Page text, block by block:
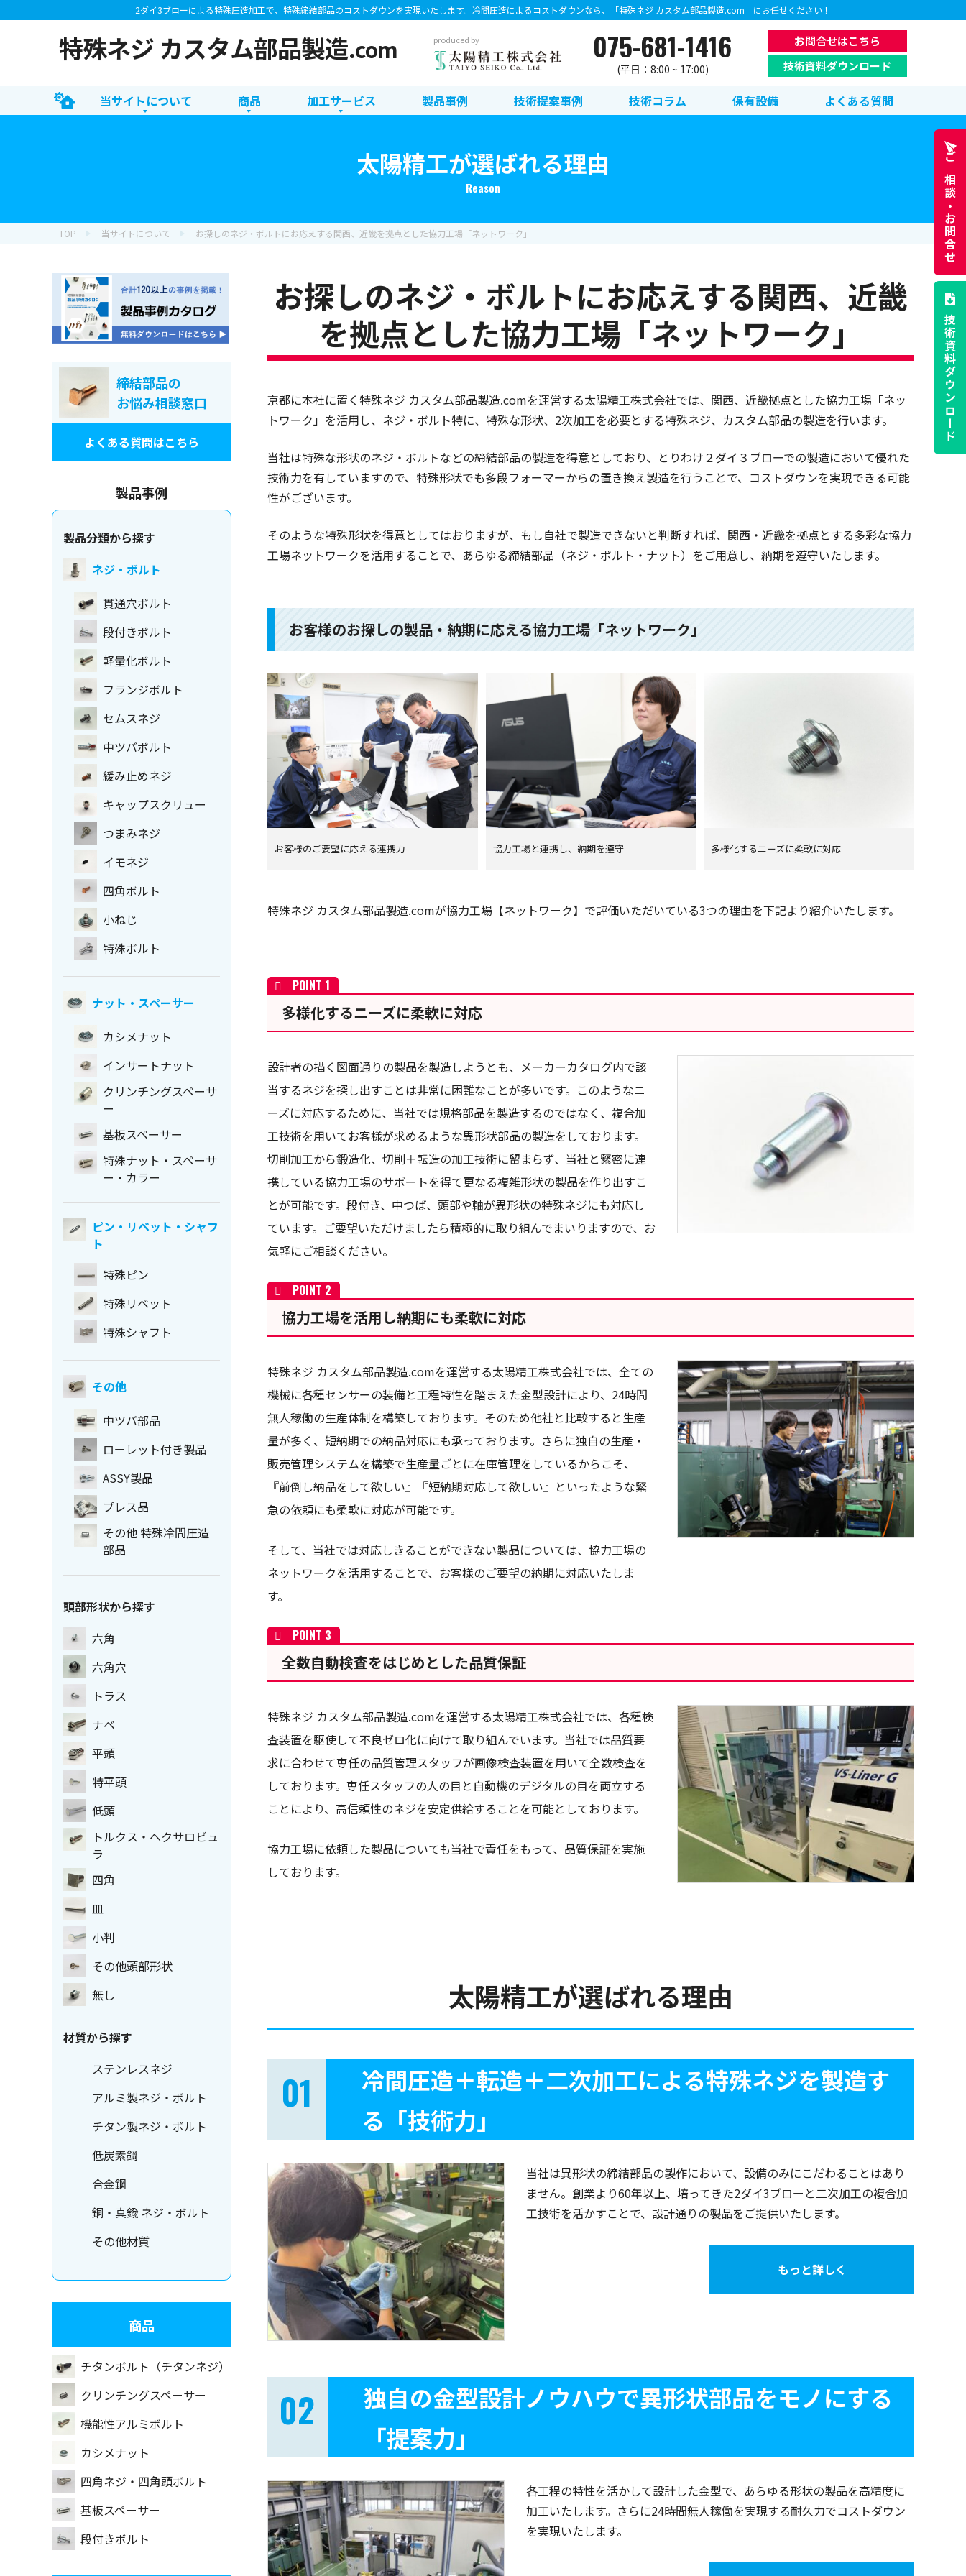
2ダイ3ブローによる特殊圧造加工で、特殊締結部品のコストダウンを実現いたします。冷間圧造によるコストダウンなら、「特殊ネジ カスタム部品製造.com」にお任せください！
特殊ネジ カスタム部品製造.com produced by 075-681-1416
(平日：8:00 ~ 17:00)
お問合せはこちら
技術資料ダウンロード
当サイトについて 商品 加工サービス 製品事例 技術提案事例 技術コラム 保有設備 よくある質問
太陽精工が選ばれる理由
Reason
TOP 当サイトについて お探しのネジ・ボルトにお応えする関西、近畿を拠点とした協力工場「ネットワーク」
お探しのネジ・ボルトにお応えする関西、近畿
を拠点とした協力工場「ネットワーク」
京都に本社に置く特殊ネジ カスタム部品製造.comを運営する太陽精工株式会社では、関西、近畿拠点とした協力工場「ネッ
トワーク」を活用し、ネジ・ボルト特に、特殊な形状、2次加工を必要とする特殊ネジ、カスタム部品の製造を行います。
当社は特殊な形状のネジ・ボルトなどの締結部品の製造を得意としており、とりわけ２ダイ３ブローでの製造において優れた
技術力を有していますので、特殊形状でも多段フォーマーからの置き換え製造を行うことで、コストダウンを実現できる可能
性がございます。
そのような特殊形状を得意としてはおりますが、もし自社で製造できないと判断すれば、関西・近畿を拠点とする多彩な協力
工場ネットワークを活用することで、あらゆる締結部品（ネジ・ボルト・ナット）をご用意し、納期を遵守いたします。
お客様のお探しの製品・納期に応える協力工場「ネットワーク」
お客様のご要望に応える連携力 協力工場と連携し、納期を遵守 多様化するニーズに柔軟に対応
特殊ネジ カスタム部品製造.comが協力工場【ネットワーク】で評価いただいている3つの理由を下記より紹介いたします。
多様化するニーズに柔軟に対応
設計者の描く図面通りの製品を製造しようとも、メーカーカタログ内で該
当するネジを探し出すことは非常に困難なことが多いです。このようなニ
ーズに対応するために、当社では規格部品を製造するのではなく、複合加
工技術を用いてお客様が求めるような異形状部品の製造をしております。
切削加工から鍛造化、切削＋転造の加工技術に留まらず、当社と緊密に連
携している協力工場のサポートを得て更なる複雑形状の製品を作り出すこ
とが可能です。段付き、中つば、頭部や軸が異形状の特殊ネジにも対応し
ています。ご要望いただけましたら積極的に取り組んでまいりますので、お
気軽にご相談ください。
協力工場を活用し納期にも柔軟に対応
特殊ネジ カスタム部品製造.comを運営する太陽精工株式会社では、全ての
機械に各種センサーの装備と工程特性を踏まえた金型設計により、24時間
無人稼働の生産体制を構築しております。そのため他社と比較すると生産
量が多く、短納期での納品対応にも承っております。さらに独自の生産・
販売管理システムを構築で生産量ごとに在庫管理をしているからこそ、
『前倒し納品をして欲しい』『短納期対応して欲しい』といったような緊
急の依頼にも柔軟に対応が可能です。
そして、当社では対応しきることができない製品については、協力工場の
ネットワークを活用することで、お客様のご要望の納期に対応いたしま
す。
全数自動検査をはじめとした品質保証
特殊ネジ カスタム部品製造.comを運営する太陽精工株式会社では、各種検
査装置を駆使して不良ゼロ化に向けて取り組んでいます。当社では品質要
求に合わせて専任の品質管理スタッフが画像検査装置を用いて全数検査を
しております。専任スタッフの人の目と自動機のデジタルの目を両立する
ことにより、高信頼性のネジを安定供給することを可能としております。
協力工場に依頼した製品についても当社で責任をもって、品質保証を実施
しております。
太陽精工が選ばれる理由
冷間圧造＋転造＋二次加工による特殊ネジを製造す
る「技術力」
当社は異形状の締結部品の製作において、設備のみにこだわることはあり
ません。創業より60年以上、培ってきた2ダイ3ブローと二次加工の複合加
工技術を活かすことで、設計通りの製品をご提供いたします。
もっと詳しく
独自の金型設計ノウハウで異形状部品をモノにする
「提案力」
各工程の特性を活かして設計した金型で、あらゆる形状の製品を高精度に
加工いたします。さらに24時間無人稼働を実現する耐久力でコストダウン
を実現いたします。
締結部品の
お悩み相談窓口
よくある質問はこちら
製品事例
製品分類から探す
ネジ・ボルト
貫通穴ボルト
段付きボルト
軽量化ボルト
フランジボルト
セムスネジ
中ツバボルト
緩み止めネジ
キャップスクリュー
つまみネジ
イモネジ
四角ボルト
小ねじ
特殊ボルト
ナット・スペーサー
カシメナット
インサートナット
クリンチングスペーサ
ー
基板スペーサー
特殊ナット・スペーサ
ー・カラー
ピン・リベット・シャフ
ト
特殊ピン
特殊リベット
特殊シャフト
その他
中ツバ部品
ローレット付き製品
ASSY製品
プレス品
その他 特殊冷間圧造
部品
頭部形状から探す
六角
六角穴
トラス
ナベ
平頭
特平頭
低頭
トルクス・ヘクサロビュ
ラ
四角
皿
小判
その他頭部形状
無し
材質から探す
ステンレスネジ
アルミ製ネジ・ボルト
チタン製ネジ・ボルト
低炭素鋼
合金鋼
銅・真鍮 ネジ・ボルト
その他材質
商品
チタンボルト（チタンネジ）
クリンチングスペーサー
機能性アルミボルト
カシメナット
四角ネジ・四角頭ボルト
基板スペーサー
段付きボルト
ご相談・
お問合せ
技術資料
ダウンロード